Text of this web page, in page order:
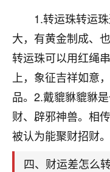
1.转运珠转运
大，有黄金制成、
转运珠可以用红绳
上，象征吉祥如意
品。2.戴貔貅貔貅
财、辟邪神兽。相
被认为能聚财招财。
四、财运差怎么
心若莲花
我是做餐饮的，
一家，要么生意
家底快败光了，
回事？
鹿森：你可以
啊！
太阳当空赵：
是我从找店开
址、风水、还